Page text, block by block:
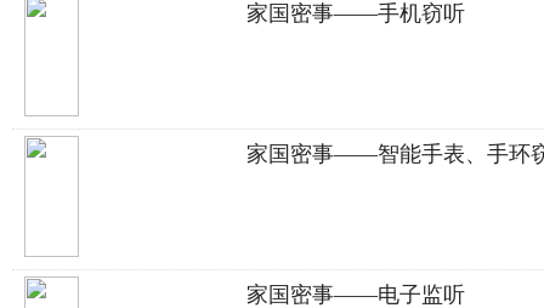
家国密事——手机窃听
家国密事——智能手表、手环
家国密事——电子监听